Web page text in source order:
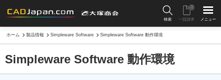
検索 一括請求
0
メニュー
ホーム 製品情報 Simpleware Software Simpleware Software 動作環境
Simpleware Software 動作環境